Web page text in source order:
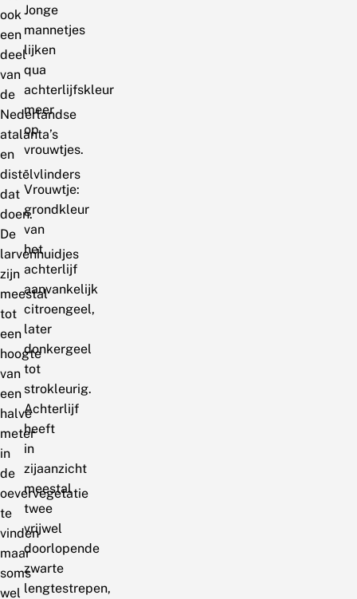
ook
een
deel
van
de
Nederlandse
atalanta’s
en
distelvlinders
dat
doen.
De
larvenhuidjes
zijn
meestal
tot
een
hoogte
van
een
halve
meter
in
de
oevervegetatie
te
vinden
maar
soms
wel
Jonge
mannetjes
lijken
qua
achterlijfskleur
meer
op
vrouwtjes.
-
Vrouwtje:
grondkleur
van
het
achterlijf
aanvankelijk
citroengeel,
later
donkergeel
tot
strokleurig.
Achterlijf
heeft
in
zijaanzicht
meestal
twee
vrijwel
doorlopende
zwarte
lengtestrepen,